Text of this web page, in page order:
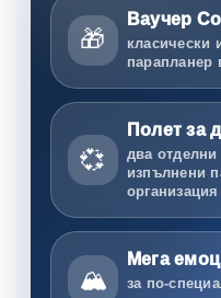
🎁
Ваучер
класически
парапланер
💞
Полет за
два
изпълнени
организация
🏔️
Мега
за по-